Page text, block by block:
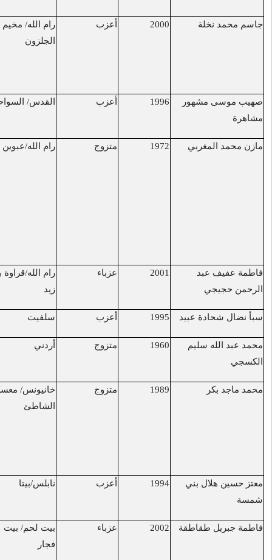
أعزب
رام الله/ مخيم
مستشفى "هداسا"
11/4/2017
أعزب القدس/ السواحرة مفرق عصيون 19/4/2017
متزوج رام الله/عبوين
مجمع فلسطين
2/5/2017
عزباء
رام الله/قراوة بني
زيد
القدس/باب العمود 7/5/2017
أعزب سلفيت رام الله/النبي صالح 12/5/2017
متزوج أردني
القدس /باب
13/5/2017
متزوج
خانيونس/ معسكر
المستشفى متأثراً
15/5/2017
أعزب نابلس/بيتا حوارة 18/5/2017
عزباء
بيت لحم/ بيت
مستشفى إسرائيلي
20/5/2017